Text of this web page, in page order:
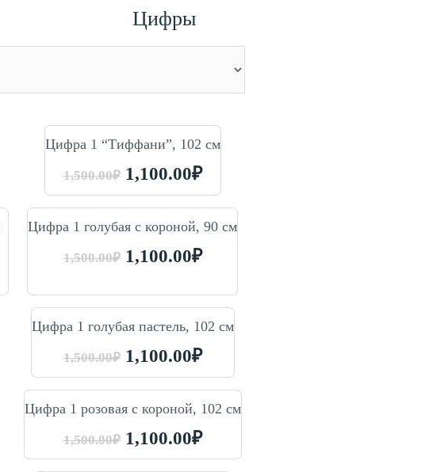
Цифры
Цифра 1 “Тиффани”, 102 см
1,500.00₽ 1,100.00₽
Цифра 1 голубая с короной, 90 см
1,500.00₽ 1,100.00₽
Цифра 1 голубая пастель, 102 см
1,500.00₽ 1,100.00₽
Цифра 1 розовая с короной, 102 см
1,500.00₽ 1,100.00₽